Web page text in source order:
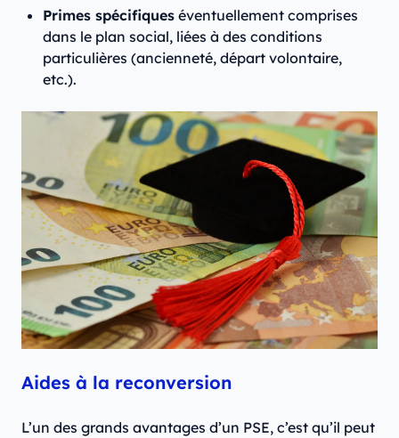
Primes spécifiques éventuellement comprises
dans le plan social, liées à des conditions
particulières (ancienneté, départ volontaire,
etc.).
Aides à la reconversion
L’un des grands avantages d’un PSE, c’est qu’il peut